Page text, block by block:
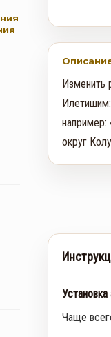
Изменить
Илетишим:
например:
округ
Чаще